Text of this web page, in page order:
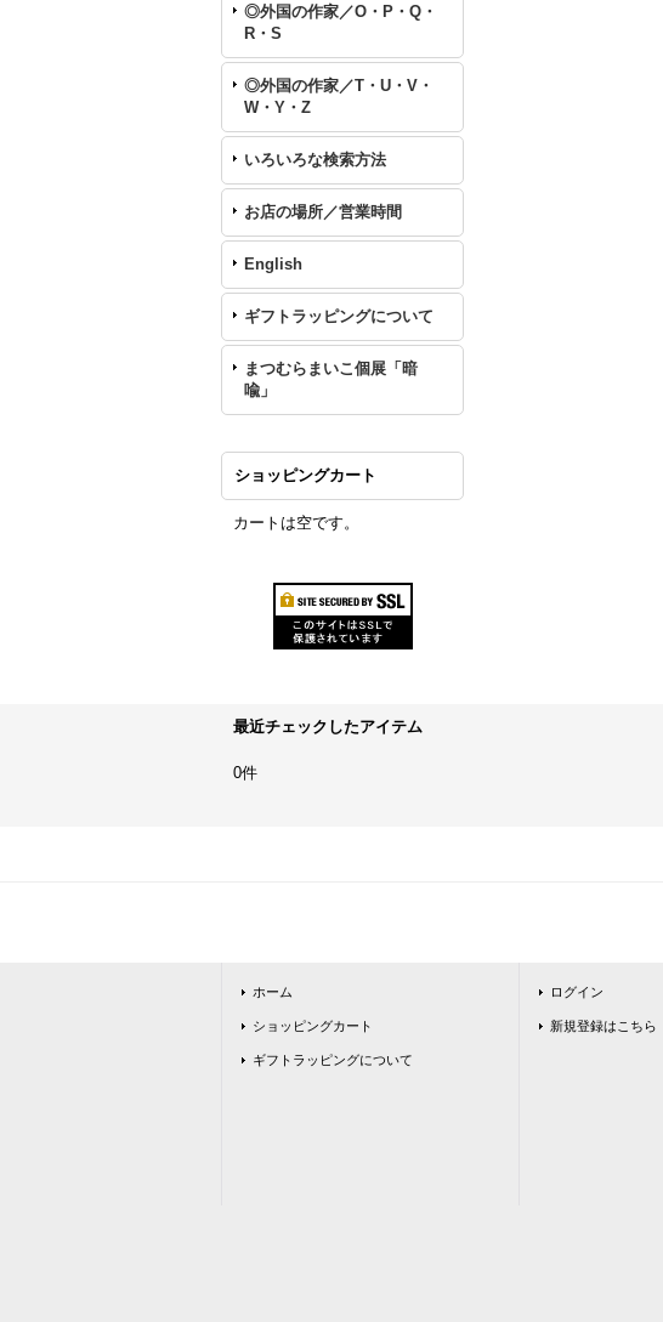
◎外国の作家／O・P・Q・
R・S
◎外国の作家／T・U・V・
W・Y・Z
いろいろな検索方法
お店の場所／営業時間
English
ギフトラッピングについて
まつむらまいこ個展「暗
喩」
ショッピングカート
カートは空です。
最近チェックしたアイテム
0件
ホーム
ショッピングカート
ギフトラッピングについて
ログイン
新規登録はこちら